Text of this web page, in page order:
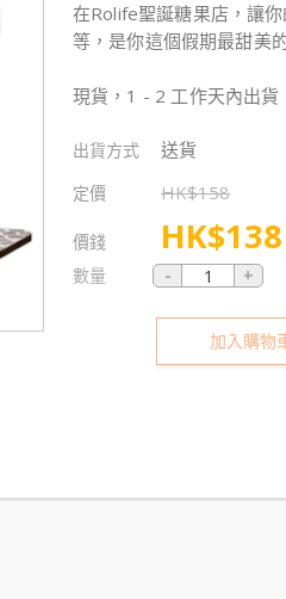
在Rolife聖誕糖果店，讓
等，是你這個假期最甜美
現貨，1 - 2 工作天內出貨
出貨方式 送貨
定價 HK$158
價錢 HK$138
數量
加入購物